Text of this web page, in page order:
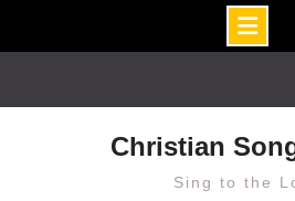
Christian
Sing to the